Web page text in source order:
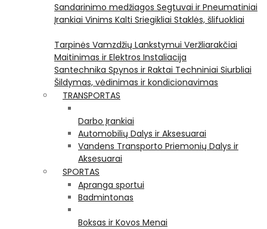
Sandarinimo medžiagos Segtuvai ir Pneumatiniai
Įrankiai Vinims Kalti Sriegikliai Staklės, šlifuokliai
Tarpinės Vamzdžių Lankstymui Veržliarakčiai
Maitinimas ir Elektros Instaliacija
Santechnika Spynos ir Raktai Techniniai Siurbliai
Šildymas, vėdinimas ir kondicionavimas
TRANSPORTAS
Darbo Įrankiai
Automobilių Dalys ir Aksesuarai
Vandens Transporto Priemonių Dalys ir
Aksesuarai
SPORTAS
Apranga sportui
Badmintonas
Boksas ir Kovos Menai